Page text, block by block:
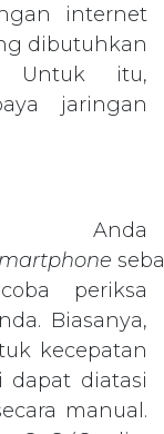
internet
dibutuhkan
Untuk itu,
jaringan
periksa
Biasanya,
kecepatan
dapat diatasi
manual.